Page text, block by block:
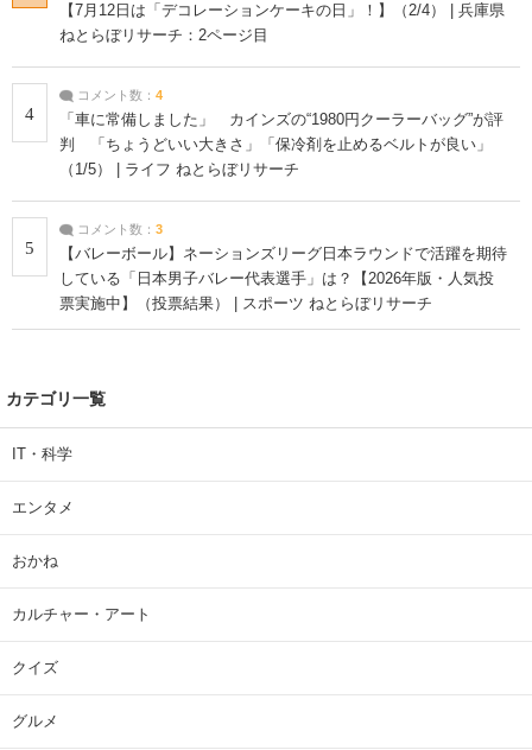
【7月12日は「デコレーションケーキの日」！】（2/4） | 兵庫県
ねとらぼリサーチ：2ページ目
4
コメント数： 4
「車に常備しました」 カインズの“1980円クーラーバッグ”が評
判 「ちょうどいい大きさ」「保冷剤を止めるベルトが良い」
（1/5） | ライフ ねとらぼリサーチ
5
コメント数： 3
【バレーボール】ネーションズリーグ日本ラウンドで活躍を期待
している「日本男子バレー代表選手」は？【2026年版・人気投
票実施中】（投票結果） | スポーツ ねとらぼリサーチ
カテゴリ一覧
IT・科学
エンタメ
おかね
カルチャー・アート
クイズ
グルメ